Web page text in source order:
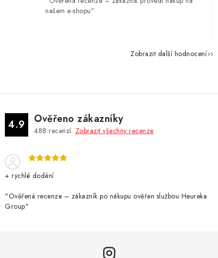
našem e-shopu"
Zobrazit další hodnocení
4.9 Ověřeno zákazníky
488 recenzí. Zobrazit všechny recenze
+ rychlé dodání
"Ověřená recenze – zákazník po nákupu ověřen službou Heureka
Group"